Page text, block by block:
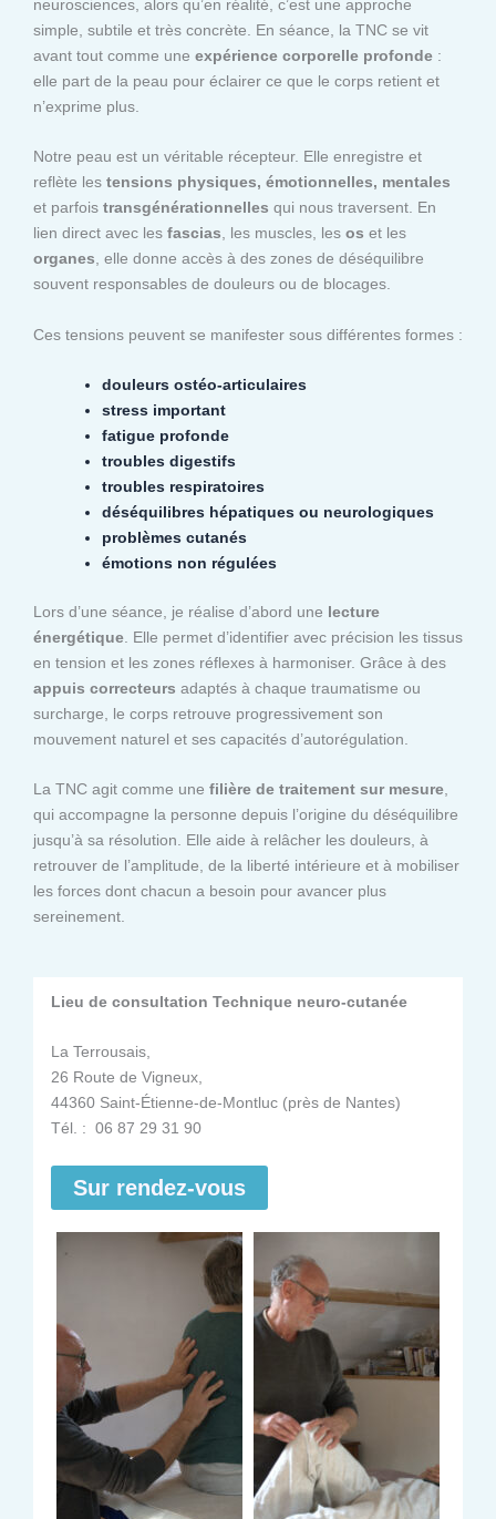
neurosciences, alors qu’en réalité, c’est une approche
simple, subtile et très concrète. En séance, la TNC se vit
avant tout comme une expérience corporelle profonde :
elle part de la peau pour éclairer ce que le corps retient et
n’exprime plus.
Notre peau est un véritable récepteur. Elle enregistre et
reflète les tensions physiques, émotionnelles, mentales
et parfois transgénérationnelles qui nous traversent. En
lien direct avec les fascias, les muscles, les os et les
organes, elle donne accès à des zones de déséquilibre
souvent responsables de douleurs ou de blocages.
Ces tensions peuvent se manifester sous différentes formes :
douleurs ostéo-articulaires
stress important
fatigue profonde
troubles digestifs
troubles respiratoires
déséquilibres hépatiques ou neurologiques
problèmes cutanés
émotions non régulées
Lors d’une séance, je réalise d’abord une lecture
énergétique . Elle permet d’identifier avec précision les tissus
en tension et les zones réflexes à harmoniser. Grâce à des
appuis correcteurs adaptés à chaque traumatisme ou
surcharge, le corps retrouve progressivement son
mouvement naturel et ses capacités d’autorégulation.
La TNC agit comme une filière de traitement sur mesure,
qui accompagne la personne depuis l’origine du déséquilibre
jusqu’à sa résolution. Elle aide à relâcher les douleurs, à
retrouver de l’amplitude, de la liberté intérieure et à mobiliser
les forces dont chacun a besoin pour avancer plus
sereinement.
Lieu de consultation Technique neuro-cutanée
La Terrousais,
26 Route de Vigneux,
44360 Saint-Étienne-de-Montluc (près de Nantes)
Tél. : 06 87 29 31 90
Sur rendez-vous